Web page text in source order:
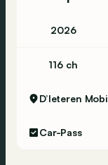
2026
116 ch
Car-Pass